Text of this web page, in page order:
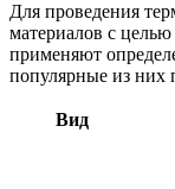
Для проведения
материалов с
применяют
популярные из них
Вид